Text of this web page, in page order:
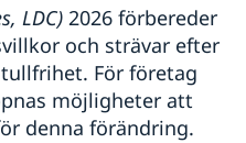
LDC) 2026 förbereder
och strävar efter
För företag
möjligheter att
denna förändring.